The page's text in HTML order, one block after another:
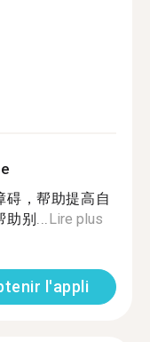
碍，帮助提高自
助别...Lire plus
l'appli